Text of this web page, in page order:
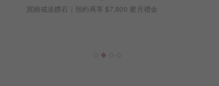
買婚戒送鑽石｜預約再享 $7,800 蜜月禮金